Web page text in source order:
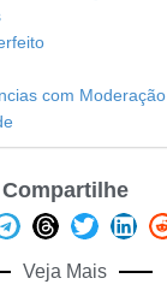
com Moderação
Compartilhe
Veja Mais